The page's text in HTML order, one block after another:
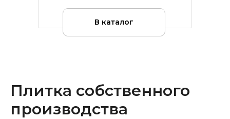
В каталог
Плитка собственного
производства